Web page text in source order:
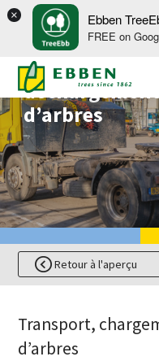
× Ebben
FREE on
À PROPOS
SOLUTIONS
ASSORTIMENT
PROJETS
BASE DE
Transport,
chargement et
déchargement
d’arbres
Retour à l'aperçu
Transport,
d’arbres